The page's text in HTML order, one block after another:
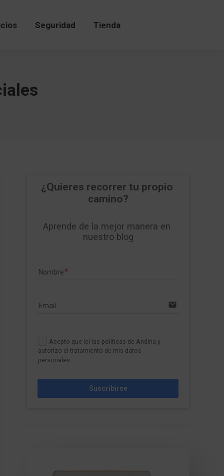
Seguridad Tienda
¿Quieres recorrer tu propio
camino?
Aprende de la mejor manera en
nuestro blog
Nombre
Email email
Acepto que leí las políticas de Andina y
autorizo el tratamiento de mis datos
personales.
Suscribirse
Seguridad Tienda